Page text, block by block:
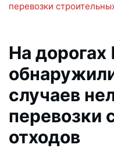
перевозки
На
случаев
перевозки
отходов